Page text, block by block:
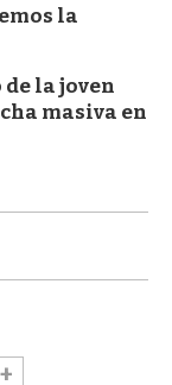
la
la joven
masiva en